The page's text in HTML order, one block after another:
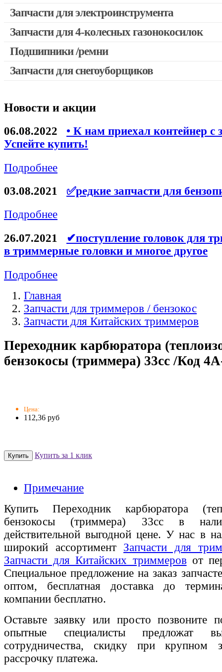
Запчасти для электроинструмента
Двигатели, редукторы для шуруповертов
Выключатели, переключатели
Запчасти для УШМ (болгарок)
Запчасти для электроинструмента другие
Запчасти для компрессоров
Конденсаторы
Ремни для электроинструмента
Запчасти для 4-колесных газонокосилок
Подшипники /ремни
Запчасти для снегоуборщиков
Новости и акции
06.08.2022
• К нам приехал контейнер с
Успейте купить!
Подробнее
03.08.2021
✅редкие запчасти для
Подробнее
26.07.2021
✔поступление головок для
в триммерные головки и многое другое
Подробнее
Главная
Запчасти для триммеров / бензокос
Запчасти для Китайских триммеров
Переходник карбюратора
бензокосы (триммера) 33cc /Код
Цена:
112,36 руб
Купить за 1 клик
Примечание
Купить Переходник карбюратора
бензокосы (триммера) 33cc в
действительной выгодной цене. У нас в
широкий ассортимент Запчасти для
Запчасти для Китайских триммеров от
Специальное предложение на заказ
оптом, бесплатная доставка до
компании бесплатно.
Оставьте заявку или просто позвоните
опытные специалисты предложат
сотрудничества, скидку при крупном
рассрочку платежа.